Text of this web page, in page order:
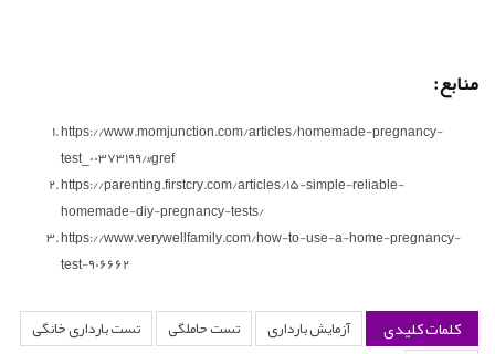
منابع:
https://www.momjunction.com/articles/homemade-pregnancy-
test_00373199/#gref
https://parenting.firstcry.com/articles/15-simple-reliable-
homemade-diy-pregnancy-tests/
https://www.verywellfamily.com/how-to-use-a-home-pregnancy-
test-906662
کلمات کلیدی آزمایش بارداری تست حاملگی
تست بارداری خانگی